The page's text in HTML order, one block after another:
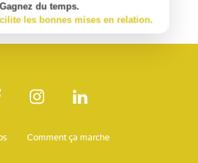
Comment ça marche
Gagnez du temps.
les bonnes mises en relation.